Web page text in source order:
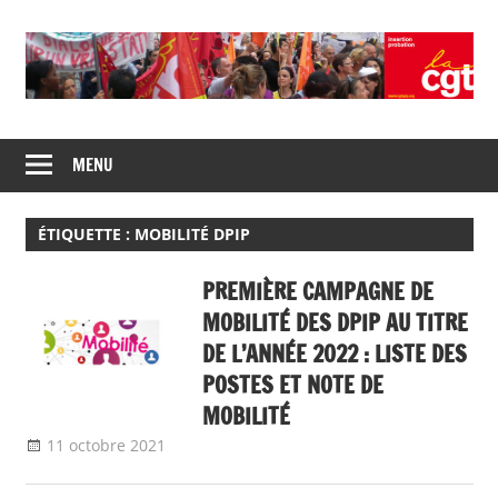
content
CGT
insertion
probation
de
syndicats
CGT
insertion
probation
MENU
ÉTIQUETTE : MOBILITÉ DPIP
PREMIÈRE CAMPAGNE DE
MOBILITÉ DES DPIP AU TITRE
DE L’ANNÉE 2022 : LISTE DES
POSTES ET NOTE DE
MOBILITÉ
11 octobre 2021